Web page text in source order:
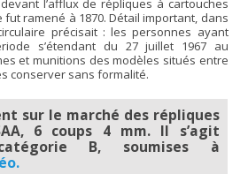
l’afflux de répliques à cartouches
ramené à 1870. Détail important, dans
précisait : les personnes ayant
s’étendant du 27 juillet 1967 au
et munitions des modèles situés entre
conserver sans formalité.
sur le marché des répliques
6 coups 4 mm. Il s’agit
B, soumises à